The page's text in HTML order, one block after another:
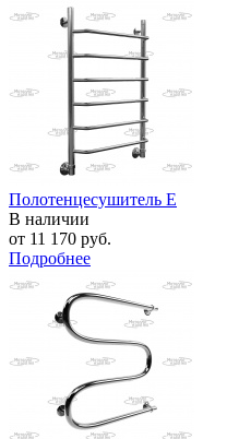
Полотенцесушитель E
В наличии
от 11 170 руб.
Подробнее